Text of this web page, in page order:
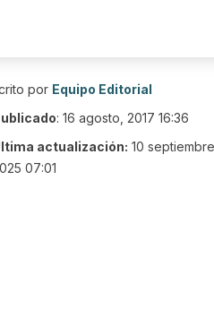
por Equipo Editorial
: 16 agosto, 2017 16:36
actualización: 10 septiembre,
07:01